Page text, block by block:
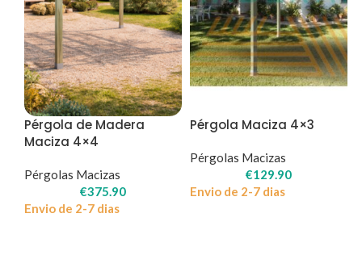
Pérgola de Madera
Maciza 4×4
Pérgolas Macizas
€375.90
Envio de 2-7 dias
Pérgola Maciza 4×3
Pérgolas Macizas
€129.90
Envio de 2-7 dias